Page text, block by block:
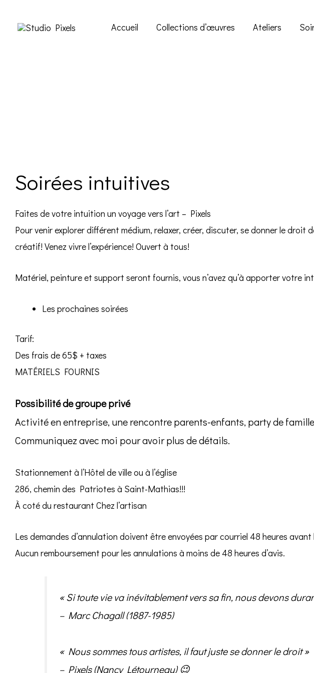
Accueil Collections d’œuvres Ateliers
Soirées intuitives
Faites de votre intuition un voyage vers l’art – Pixels
Pour venir explorer différent médium, relaxer, créer, discuter, se donner le
créatif! Venez vivre l’expérience! Ouvert à tous!
Matériel, peinture et support seront fournis, vous n’avez qu’à apporter votre
Les prochaines soirées
Tarif:
Des frais de 65$ + taxes
MATÉRIELS FOURNIS
Possibilité de groupe privé
Activité en entreprise, une rencontre parents-enfants, party de famille
Communiquez avec moi pour avoir plus de détails.
Stationnement à l’Hôtel de ville ou à l’église
286, chemin des Patriotes à Saint-Mathias!!!
À coté du restaurant Chez l’artisan
Les demandes d’annulation doivent être envoyées par courriel 48 heures
Aucun remboursement pour les annulations à moins de 48 heures d’avis.
« Si toute vie va inévitablement vers sa fin, nous devons
– Marc Chagall (1887-1985)
« Nous sommes tous artistes, il faut juste se donner le droit »
– Pixels (Nancy Létourneau) 😉